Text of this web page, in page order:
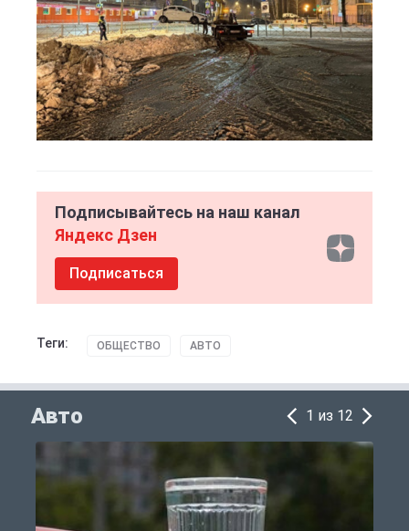
Подписывайтесь на наш канал
Яндекс Дзен
Подписаться
Теги: ОБЩЕСТВО АВТО
Авто 1 из 12